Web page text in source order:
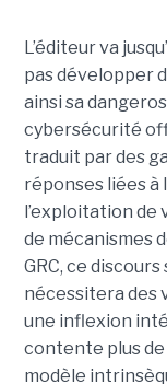
L’éditeur va
pas développer
ainsi sa
cybersécurité
traduit par des
réponses liées à
l’exploitation
de mécanismes
GRC, ce
nécessitera des
une inflexion
contente plus
modèle